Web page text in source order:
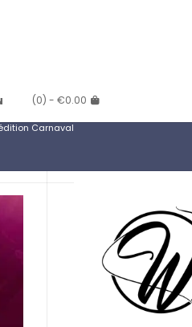
(0) - €0.00
Carnaval